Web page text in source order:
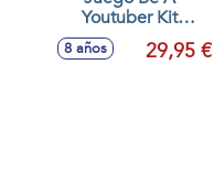
Youtuber Kit
Cientifico ¡10 Pasos
Para Crear Un Canal
8 años 29,95 €